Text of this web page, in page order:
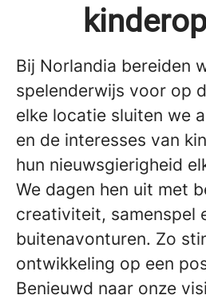
Bij Norlandia bereiden
spelenderwijs voor op
elke locatie sluiten we
en de interesses van
hun nieuwsgierigheid
We dagen hen uit met
creativiteit, samenspel
buitenavonturen. Zo
ontwikkeling op een
Benieuwd naar onze